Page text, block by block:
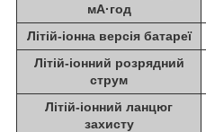
мА·год
Літій-іонна версія батареї
Літій-іонний розрядний
струм
Літій-іонний ланцюг
захисту